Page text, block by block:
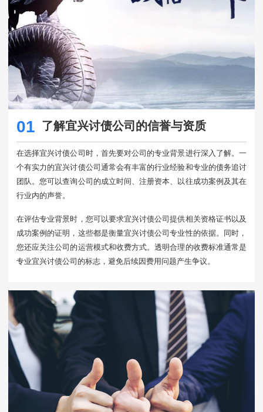
01 了解宜兴讨债公司的信誉与资质
在选择宜兴讨债公司时，首先要对公司的专业背景进行深入了解。一
个有实力的宜兴讨债公司通常会有丰富的行业经验和专业的债务追讨
团队。您可以查询公司的成立时间、注册资本、以往成功案例及其在
行业内的声誉。
在评估专业背景时，您可以要求宜兴讨债公司提供相关资格证书以及
成功案例的证明，这些都是衡量宜兴讨债公司专业性的依据。同时，
您还应关注公司的运营模式和收费方式。透明合理的收费标准通常是
专业宜兴讨债公司的标志，避免后续因费用问题产生争议。